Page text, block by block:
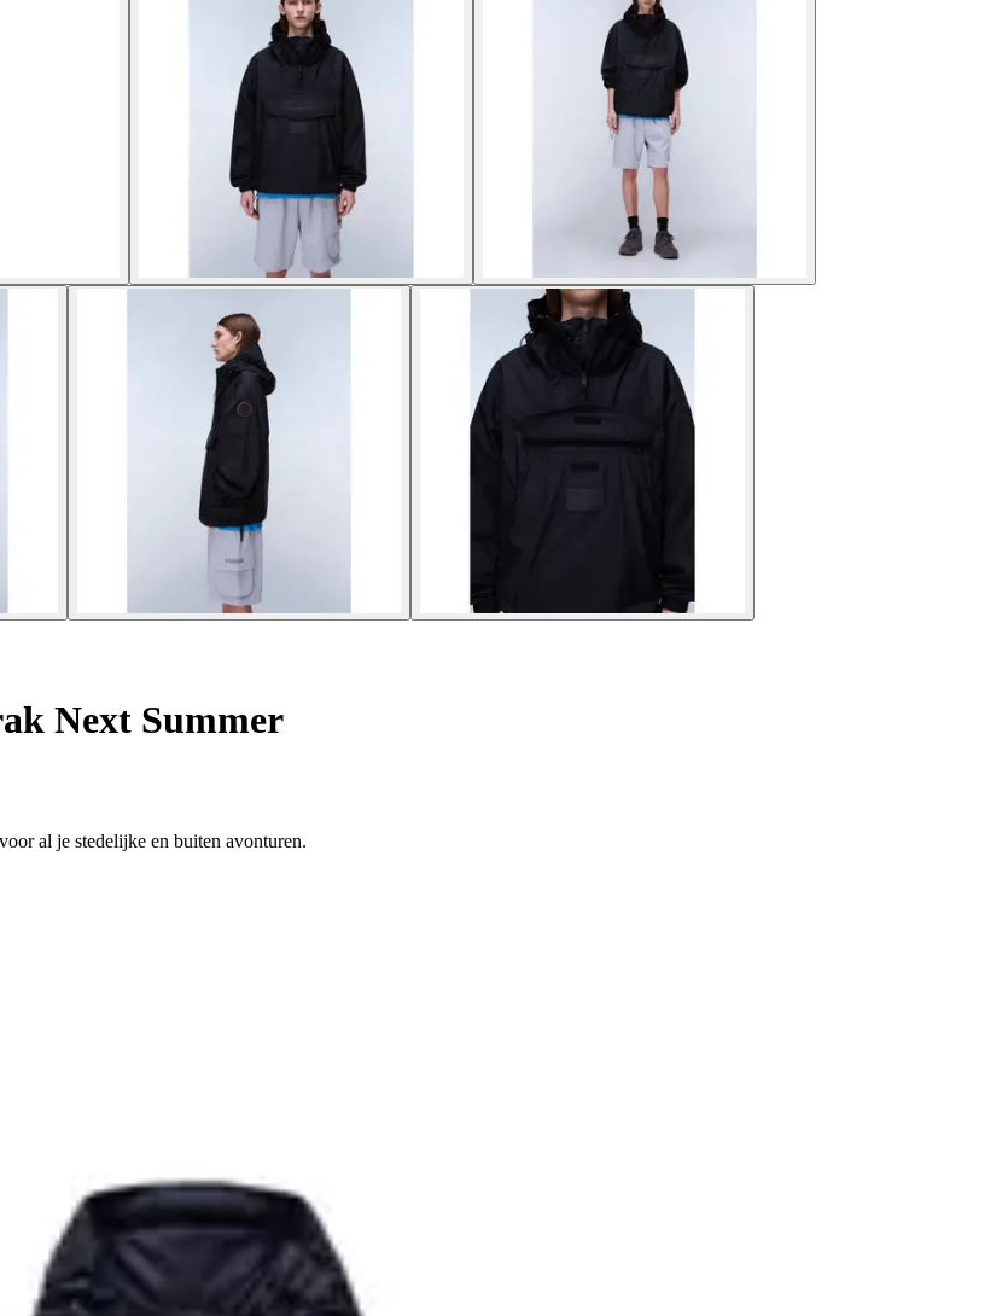
Next Summer
al je stedelijke en buiten avonturen.